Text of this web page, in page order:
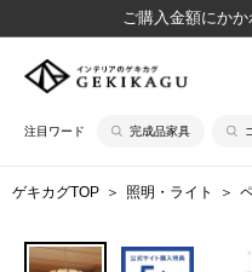
ご購入金額にかか
【公
イ
テ
ア
注目ワード 完成品家具
ゲキカグTOP 照明・ライト